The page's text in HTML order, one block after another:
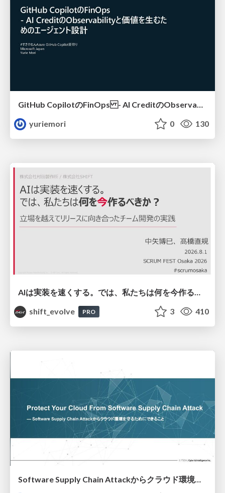
GitHub CopilotのFinOps - AI CreditのObservabilityと価値を生むためのエージェント設計
yuriemori
0 130
shift_evolve
PRO 3 410
Software Supply Chain Attackからクラウド環境を守るためにできること